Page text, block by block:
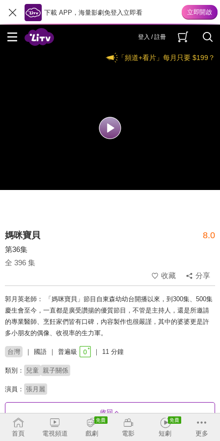
下載 APP，海量影劇免登入立即看
登入 / 註冊
「頻道+看片」每月只要 $199？
媽咪寶貝 8.0
第36集
全 396 集
收藏
分享
郭月英老師： 「媽咪寶貝」節目自東森幼幼台開播以來，到300集、500集
慶生會至今，一直都是廣受讚揚的優質節目，不管是主持人，還是所邀請
的專業醫師、烹飪家們皆有口碑，內容製作也很嚴謹，其中的婆婆更是許
多小朋友的偶像、收視率的生力軍。
台灣 國語 普遍級 11 分鐘
類別： 兒童 親子關係
演員： 張月麗
收回
首頁 電視頻道 戲劇 電影 短劇 更多